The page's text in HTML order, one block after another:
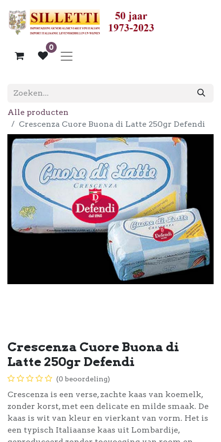
0
Alle producten
Crescenza Cuore Buona di Latte 250gr Defendi
Crescenza Cuore Buona di
Latte 250gr Defendi
(0 beoordeling)
Crescenza is een verse, zachte kaas van koemelk,
zonder korst, met een delicate en milde smaak. De
kaas is wit van kleur en vierkant van vorm. Het is
een typisch Italiaanse kaas uit Lombardije,